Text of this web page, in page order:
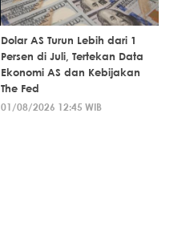
Dolar AS Turun Lebih dari 1
Persen di Juli, Tertekan Data
Ekonomi AS dan Kebijakan
The Fed
01/08/2026 12:45 WIB